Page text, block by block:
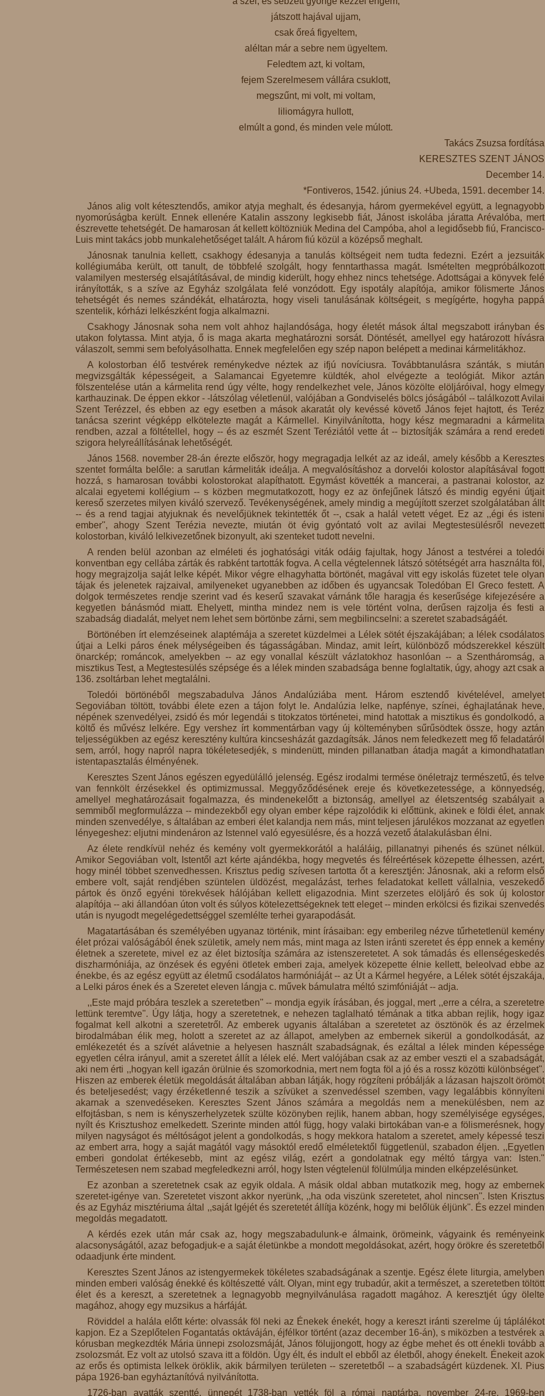
játszott hajával ujjam,
csak őreá figyeltem,
aléltan már a sebre nem ügyeltem.
Feledtem azt, ki voltam,
fejem Szerelmesem vállára csuklott,
megszűnt, mi volt, mi voltam,
liliomágyra hullott,
elmúlt a gond, és minden vele múlott.
Takács Zsuzsa fordítása
KERESZTES SZENT JÁNOS
December 14.
*Fontiveros, 1542. június 24. +Ubeda, 1591. december 14.
János alig volt kétesztendős, amikor atyja meghalt, és édesanyja, három gyermekével együtt, a legnagyobb
nyomorúságba került. Ennek ellenére Katalin asszony legkisebb fiát, Jánost iskolába járatta Arévalóba, mert
észrevette tehetségét. De hamarosan át kellett költözniük Medina del Campóba, ahol a legidősebb fiú, Francisco-
Luis mint takács jobb munkalehetőséget talált. A három fiú közül a középső meghalt.
Jánosnak tanulnia kellett, csakhogy édesanyja a tanulás költségeit nem tudta fedezni. Ezért a jezsuiták
kollégiumába került, ott tanult, de többfelé szolgált, hogy fenntarthassa magát. Ismételten megpróbálkozott
valamilyen mesterség elsajátításával, de mindig kiderült, hogy ehhez nincs tehetsége. Adottságai a könyvek felé
irányították, s a szíve az Egyház szolgálata felé vonzódott. Egy ispotály alapítója, amikor fölismerte János
tehetségét és nemes szándékát, elhatározta, hogy viseli tanulásának költségeit, s megígérte, hogyha pappá
szentelik, kórházi lelkészként fogja alkalmazni.
Csakhogy Jánosnak soha nem volt ahhoz hajlandósága, hogy életét mások által megszabott irányban és
utakon folytassa. Mint atyja, ő is maga akarta meghatározni sorsát. Döntését, amellyel egy határozott hívásra
válaszolt, semmi sem befolyásolhatta. Ennek megfelelően egy szép napon belépett a medinai kármelitákhoz.
A kolostorban élő testvérek reménykedve néztek az ifjú novíciusra. Továbbtanulásra szánták, s miután
megvizsgálták képességeit, a Salamancai Egyetemre küldték, ahol elvégezte a teológiát. Mikor aztán
fölszentelése után a kármelita rend úgy vélte, hogy rendelkezhet vele, János közölte elöljáróival, hogy elmegy
karthauzinak. De éppen ekkor - -látszólag véletlenül, valójában a Gondviselés bölcs jóságából -- találkozott Avilai
Szent Terézzel, és ebben az egy esetben a mások akaratát oly kevéssé követő János fejet hajtott, és Teréz
tanácsa szerint végképp elkötelezte magát a Kármellel. Kinyilvánította, hogy kész megmaradni a kármelita
rendben, azzal a föltétellel, hogy -- és az eszmét Szent Teréziától vette át -- biztosítják számára a rend eredeti
szigora helyreállításának lehetőségét.
János 1568. november 28-án érezte először, hogy megragadja lelkét az az ideál, amely később a Keresztes
szentet formálta belőle: a sarutlan kármeliták ideálja. A megvalósításhoz a dorvelói kolostor alapításával fogott
hozzá, s hamarosan további kolostorokat alapíthatott. Egymást követték a mancerai, a pastranai kolostor, az
alcalai egyetemi kollégium -- s közben megmutatkozott, hogy ez az önfejűnek látszó és mindig egyéni útjait
kereső szerzetes milyen kiváló szervező. Tevékenységének, amely mindig a megújított szerzet szolgálatában állt
-- és a rend tagjai atyjuknak és nevelőjüknek tekintették őt --, csak a halál vetett véget. Ez az ,,égi és isteni
ember'', ahogy Szent Terézia nevezte, miután öt évig gyóntató volt az avilai Megtestesülésről nevezett
kolostorban, kiváló lelkivezetőnek bizonyult, aki szenteket tudott nevelni.
A renden belül azonban az elméleti és joghatósági viták odáig fajultak, hogy Jánost a testvérei a toledói
konventban egy cellába zárták és rabként tartották fogva. A cella végtelennek látszó sötétségét arra használta föl,
hogy megrajzolja saját lelke képét. Mikor végre elhagyhatta börtönét, magával vitt egy iskolás füzetet tele olyan
tájak és jelenetek rajzaival, amilyeneket ugyanebben az időben és ugyancsak Toledóban El Greco festett. A
dolgok természetes rendje szerint vad és keserű szavakat várnánk tőle haragja és keserűsége kifejezésére a
kegyetlen bánásmód miatt. Ehelyett, mintha mindez nem is vele történt volna, derűsen rajzolja és festi a
szabadság diadalát, melyet nem lehet sem börtönbe zárni, sem megbilincselni: a szeretet szabadságáét.
Börtönében írt elemzéseinek alaptémája a szeretet küzdelmei a Lélek sötét éjszakájában; a lélek csodálatos
útjai a Lelki páros ének mélységeiben és tágasságában. Mindaz, amit leírt, különböző módszerekkel készült
önarckép; románcok, amelyekben -- az egy vonallal készült vázlatokhoz hasonlóan -- a Szentháromság, a
misztikus Test, a Megtestesülés szépsége és a lélek minden szabadsága benne foglaltatik, úgy, ahogy azt csak a
136. zsoltárban lehet megtalálni.
Toledói börtönéből megszabadulva János Andalúziába ment. Három esztendő kivételével, amelyet
Segoviában töltött, további élete ezen a tájon folyt le. Andalúzia lelke, napfénye, színei, éghajlatának heve,
népének szenvedélyei, zsidó és mór legendái s titokzatos történetei, mind hatottak a misztikus és gondolkodó, a
költő és művész lelkére. Egy vershez írt kommentárban vagy új költeményben sűrűsödtek össze, hogy aztán
teljességükben az egész keresztény kultúra kincsesházát gazdagítsák. János nem feledkezett meg fő feladatáról
sem, arról, hogy napról napra tökéletesedjék, s mindenütt, minden pillanatban átadja magát a kimondhatatlan
istentapasztalás élményének.
Keresztes Szent János egészen egyedülálló jelenség. Egész irodalmi termése önéletrajz természetű, és telve
van fennkölt érzésekkel és optimizmussal. Meggyőződésének ereje és következetessége, a könnyedség,
amellyel meghatározásait fogalmazza, és mindenekelőtt a biztonság, amellyel az életszentség szabályait a
semmiből megformulázza -- mindezekből egy olyan ember képe rajzolódik ki előttünk, akinek e földi élet, annak
minden szenvedélye, s általában az emberi élet kalandja nem más, mint teljesen járulékos mozzanat az egyetlen
lényegeshez: eljutni mindenáron az Istennel való egyesülésre, és a hozzá vezető átalakulásban élni.
Az élete rendkívül nehéz és kemény volt gyermekkorától a haláláig, pillanatnyi pihenés és szünet nélkül.
Amikor Segoviában volt, Istentől azt kérte ajándékba, hogy megvetés és félreértések közepette élhessen, azért,
hogy minél többet szenvedhessen. Krisztus pedig szívesen tartotta őt a keresztjén: Jánosnak, aki a reform első
embere volt, saját rendjében szüntelen üldözést, megalázást, terhes feladatokat kellett vállalnia, veszekedő
pártok és önző egyéni törekvések hálójában kellett eligazodnia. Mint szerzetes elöljáró és sok új kolostor
alapítója -- aki állandóan úton volt és súlyos kötelezettségeknek tett eleget -- minden erkölcsi és fizikai szenvedés
után is nyugodt megelégedettséggel szemlélte terhei gyarapodását.
Magatartásában és személyében ugyanaz történik, mint írásaiban: egy emberileg nézve tűrhetetlenül kemény
élet prózai valóságából ének születik, amely nem más, mint maga az Isten iránti szeretet és épp ennek a kemény
életnek a szeretete, mivel ez az élet biztosítja számára az istenszeretetet. A sok támadás és ellenségeskedés
diszharmóniája, az önzések és egyéni ötletek emberi zaja, amelyek közepette élnie kellett, beleolvad ebbe az
énekbe, és az egész együtt az életmű csodálatos harmóniáját -- az Út a Kármel hegyére, a Lélek sötét éjszakája,
a Lelki páros ének és a Szeretet eleven lángja c. művek bámulatra méltó szimfóniáját -- adja.
,,Este majd próbára teszlek a szeretetben'' -- mondja egyik írásában, és joggal, mert ,,erre a célra, a szeretetre
lettünk teremtve''. Úgy látja, hogy a szeretetnek, e nehezen taglalható témának a titka abban rejlik, hogy igaz
fogalmat kell alkotni a szeretetről. Az emberek ugyanis általában a szeretetet az ösztönök és az érzelmek
birodalmában élik meg, holott a szeretet az az állapot, amelyben az embernek sikerül a gondolkodását, az
emlékezetét és a szívét alávetnie a helyesen használt szabadságnak, és ezáltal a lélek minden képessége
egyetlen célra irányul, amit a szeretet állít a lélek elé. Mert valójában csak az az ember veszti el a szabadságát,
aki nem érti ,,hogyan kell igazán örülnie és szomorkodnia, mert nem fogta föl a jó és a rossz közötti különbséget''.
Hiszen az emberek életük megoldását általában abban látják, hogy rögzíteni próbálják a lázasan hajszolt örömöt
és beteljesedést; vagy érzéketlenné teszik a szívüket a szenvedéssel szemben, vagy legalábbis könnyíteni
akarnak a szenvedéseken. Keresztes Szent János számára a megoldás nem a menekülésben, nem az
elfojtásban, s nem is kényszerhelyzetek szülte közönyben rejlik, hanem abban, hogy személyisége egységes,
nyílt és Krisztushoz emelkedett. Szerinte minden attól függ, hogy valaki birtokában van-e a fölismerésnek, hogy
milyen nagyságot és méltóságot jelent a gondolkodás, s hogy mekkora hatalom a szeretet, amely képessé teszi
az embert arra, hogy a saját magától vagy másoktól eredő elméletektől függetlenül, szabadon éljen. ,,Egyetlen
emberi gondolat értékesebb, mint az egész világ, ezért a gondolatnak egy méltó tárgya van: Isten.''
Természetesen nem szabad megfeledkezni arról, hogy Isten végtelenül fölülmúlja minden elképzelésünket.
Ez azonban a szeretetnek csak az egyik oldala. A másik oldal abban mutatkozik meg, hogy az embernek
szeretet-igénye van. Szeretetet viszont akkor nyerünk, ,,ha oda viszünk szeretetet, ahol nincsen''. Isten Krisztus
és az Egyház misztériuma által ,,saját Igéjét és szeretetét állítja közénk, hogy mi belőlük éljünk''. És ezzel minden
megoldás megadatott.
A kérdés ezek után már csak az, hogy megszabadulunk-e álmaink, örömeink, vágyaink és reményeink
alacsonyságától, azaz befogadjuk-e a saját életünkbe a mondott megoldásokat, azért, hogy örökre és szeretetből
odaadjunk érte mindent.
Keresztes Szent János az istengyermekek tökéletes szabadságának a szentje. Egész élete liturgia, amelyben
minden emberi valóság énekké és költészetté vált. Olyan, mint egy trubadúr, akit a természet, a szeretetben töltött
élet és a kereszt, a szeretetnek a legnagyobb megnyilvánulása ragadott magához. A keresztjét úgy ölelte
magához, ahogy egy muzsikus a hárfáját.
Röviddel a halála előtt kérte: olvassák föl neki az Énekek énekét, hogy a kereszt iránti szerelme új táplálékot
kapjon. Ez a Szeplőtelen Fogantatás oktáváján, éjfélkor történt (azaz december 16-án), s miközben a testvérek a
kórusban megkezdték Mária ünnepi zsolozsmáját, János fölujjongott, hogy az égbe mehet és ott énekli tovább a
zsolozsmát. Ez volt az utolsó szava itt a földön. Úgy élt, és indult el ebből az életből, ahogy énekelt. Énekeit azok
az erős és optimista lelkek öröklik, akik bármilyen területen -- szeretetből -- a szabadságért küzdenek. XI. Pius
pápa 1926-ban egyháztanítóvá nyilvánította.
1726-ban avatták szentté, ünnepét 1738-ban vették föl a római naptárba, november 24-re. 1969-ben